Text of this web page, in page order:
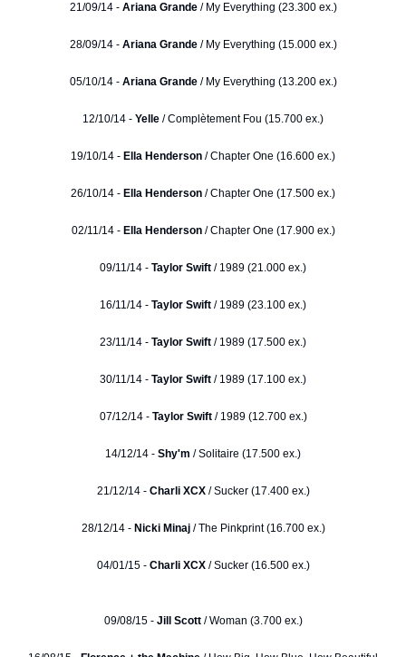
21/09/14 - Ariana Grande/ My Everything (23.300 ex.)
28/09/14 - Ariana Grande/ My Everything (15.000 ex.)
05/10/14 -Ariana Grande/ My Everything (13.200 ex.)
12/10/14 - Yelle / Complètement Fou (15.700 ex.)
19/10/14 - Ella Henderson / Chapter One (16.600 ex.)
26/10/14 - Ella Henderson / Chapter One (17.500 ex.)
02/11/14 - Ella Henderson/ Chapter One (17.900 ex.)
09/11/14 - Taylor Swift / 1989 (21.000 ex.)
16/11/14 - Taylor Swift / 1989 (23.100 ex.)
23/11/14 - Taylor Swift / 1989 (17.500 ex.)
30/11/14 - Taylor Swift / 1989 (17.100 ex.)
07/12/14 - Taylor Swift/ 1989 (12.700 ex.)
14/12/14 - Shy'm / Solitaire (17.500 ex.)
21/12/14 - Charli XCX/ Sucker (17.400 ex.)
28/12/14 -Nicki Minaj/ The Pinkprint (16.700 ex.)
04/01/15 - Charli XCX/ Sucker (16.500 ex.)
09/08/15 - Jill Scott / Woman (3.700 ex.)